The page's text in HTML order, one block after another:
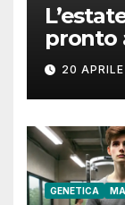
pronto
20
GENETICA